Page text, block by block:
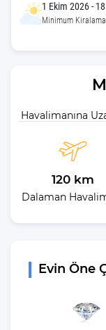
1 Ekim 2026 -
Minimum
Havalimanına
120 km
Dalaman
Evin Öne